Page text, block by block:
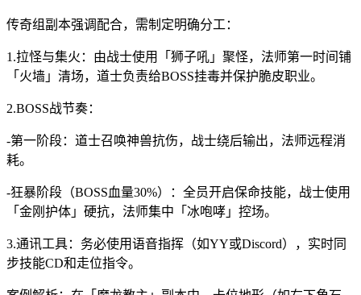
传奇组副本强调配合，需制定明确分工：
1.拉怪与集火：由战士使用「狮子吼」聚怪，法师第一时间铺
「火墙」清场，道士负责给BOSS挂毒并保护脆皮职业。
2.BOSS战节奏：
-第一阶段：道士召唤神兽抗伤，战士绕后输出，法师远程消
耗。
-狂暴阶段（BOSS血量30%）：全员开启保命技能，战士使用
「金刚护体」硬抗，法师集中「冰咆哮」控场。
3.通讯工具：务必使用语音指挥（如YY或Discord），实时同
步技能CD和走位指令。